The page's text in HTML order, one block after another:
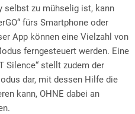
selbst zu mühselig ist, kann
fürs Smartphone oder
App können eine Vielzahl von
ferngesteuert werden. Eine
Silence“ stellt zudem der
dar, mit dessen Hilfe die
kann, OHNE dabei an